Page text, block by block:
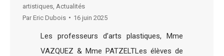
artistiques Actualités
Par Eric Dubois 16 juin 2025
Les professeurs d’arts plastiques, Mme
VAZQUEZ & Mme PATZELTLes élèves de